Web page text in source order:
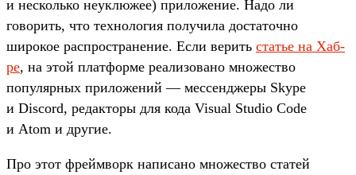
и нес­коль­ко неук­люжее) при­ложе­ние. Надо ли
говорить, что тех­нология получи­ла дос­таточ­но
широкое рас­простра­нение. Если верить статье на Хаб­
ре, на этой плат­форме реали­зова­но мно­жес­тво
популяр­ных при­ложе­ний — мес­сен­дже­ры Skype
и Discord, редак­торы для кода Visual Studio Code
и Atom и дру­гие.
Про этот фрей­мворк написа­но мно­жес­тво ста­тей